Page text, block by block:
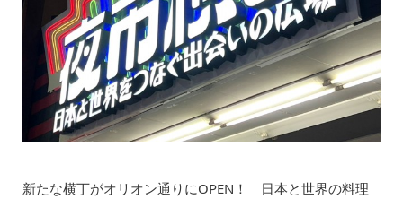
新たな横丁がオリオン通りにOPEN！ 日本と世界の料理